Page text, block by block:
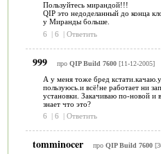
Пользуйтесь мирандой!!!
QIP это недоделанный до конца
у Миранды больше.
6
| 6 | Ответить
999 про QIP Build 7600[11-12-2005]
А у меня тоже бред
пользуюсь.и всё!не работает ни
установки. Закачиваю по-новой и
знает что это?
6
| 6 | Ответить
tomminocer про QIP Build 7600